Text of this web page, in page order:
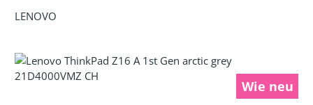
LENOVO
Bildergalerie überspringen
Wie neu